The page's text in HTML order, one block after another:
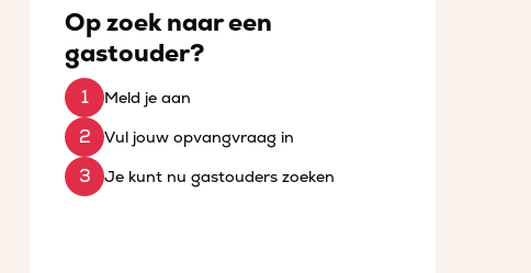
Op zoek naar een
gastouder?
Meld je aan
Vul jouw opvangvraag in
Je kunt nu gastouders zoeken